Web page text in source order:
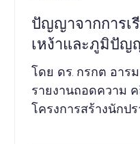
ปัญญาจากการเ
เหง้าและภูมิปัญ
โดย ดร. กรกต อาร
รายงานถอดความ
โครงการสร้างนักป